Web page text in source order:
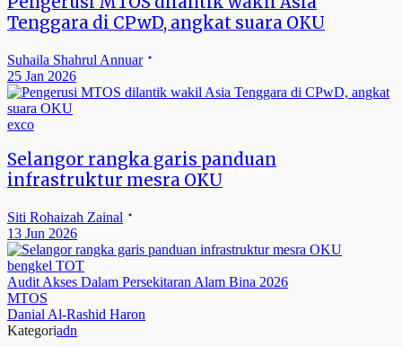
Tenggara di CPwD, angkat suara OKU
Suhaila Shahrul Annuar
25 Jan 2026
exco
Selangor rangka garis panduan
infrastruktur mesra OKU
Siti Rohaizah Zainal
13 Jun 2026
bengkel TOT
Audit Akses Dalam Persekitaran Alam Bina 2026
MTOS
Danial Al-Rashid Haron
Kategoriadn